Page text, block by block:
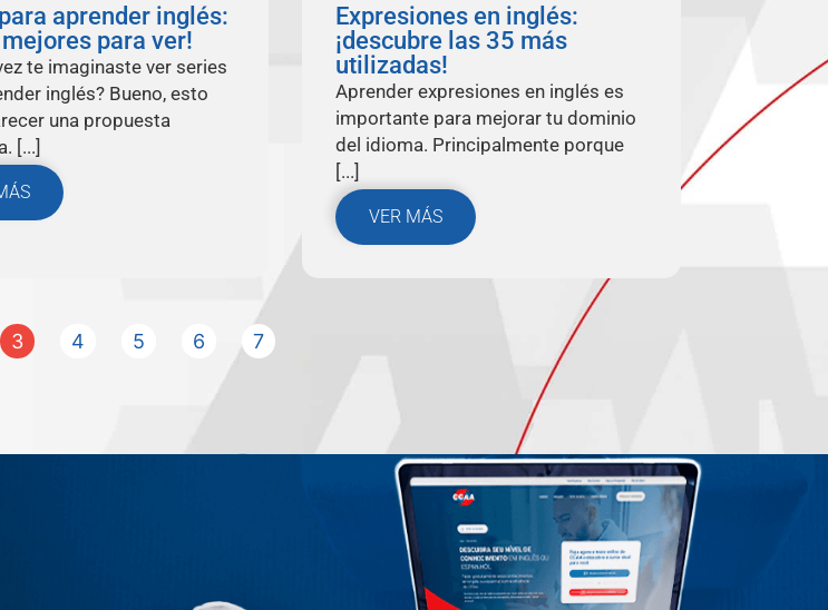
aprender inglés:
mejores para ver!
te imaginaste ver series
inglés? Bueno, esto
una propuesta
[...]
Expresiones en inglés:
¡descubre las 35 más
utilizadas!
Aprender expresiones en inglés es
importante para mejorar tu dominio
del idioma. Principalmente porque
[...]
VER MÁS
3 4 5 6 7